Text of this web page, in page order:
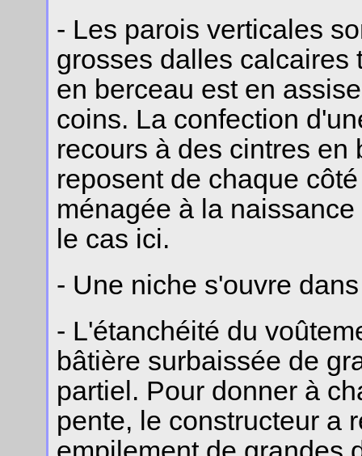
- Les parois verticales
grosses dalles calcaires
en berceau est en
coins. La confection
recours à des cintres en
reposent de chaque
ménagée à la
le cas ici.
- Une niche s'ouvre
- L'étanchéité du
bâtière surbaissée de
partiel. Pour donner à
pente, le constructeur a